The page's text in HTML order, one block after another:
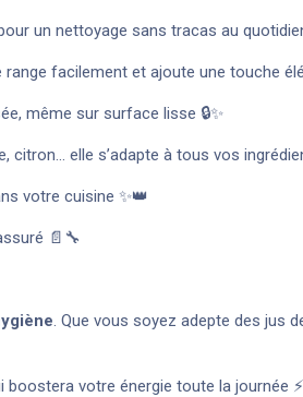
un nettoyage sans tracas au
range facilement et ajoute une touche
même sur surface lisse 🔒✨
citron… elle s’adapte à tous vos
votre cuisine ✨👑
📄🔧
. Que vous soyez adepte des jus
votre énergie toute la journée